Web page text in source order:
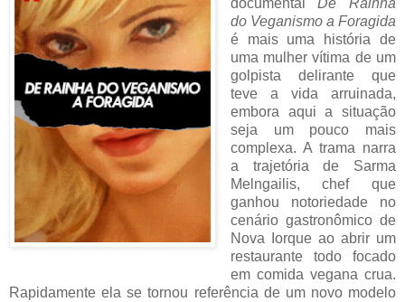
documentalDe Rainha
do Veganismo a Foragida
é mais uma história de
uma mulher vítima de um
golpista delirante que
teve a vida arruinada,
embora aqui a situação
seja um pouco mais
complexa. A trama narra
a trajetória de Sarma
Melngailis, chef que
ganhou notoriedade no
cenário gastronômico de
Nova Iorque ao abrir um
restaurante todo focado
em comida vegana crua.
Rapidamente ela se tornou referência de um novo modelo